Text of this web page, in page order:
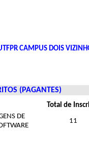
CAMPUS DOIS
(PAGANTES)
Total de
DE
11